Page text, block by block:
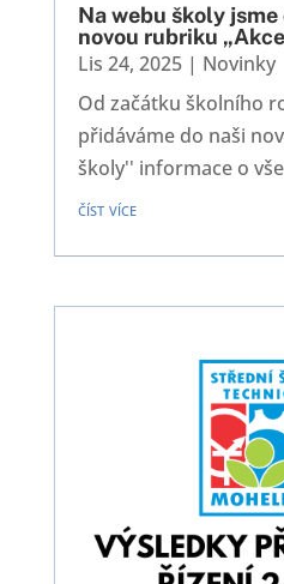
Na webu školy
novou rubriku
Lis 24, 2025| Novinky
Od začátku školního
přidáváme do naši
školy'' informace o
číst více